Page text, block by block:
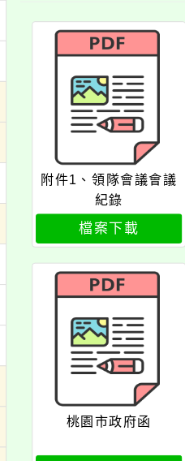
附件1、領隊會議會議
紀錄
檔案下載
桃園市政府函